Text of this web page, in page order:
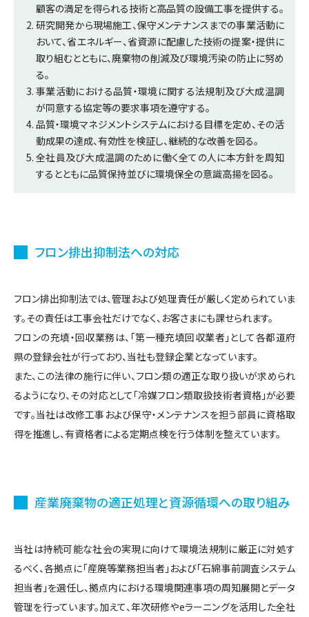
顧客の満足を得られる技術と高品質の設備工事を提供する。
研究開発から現場施工、保守メンテナンスまでの事業活動に
おいて、省エネルギー、省資源に配慮した技術の提案・提供に
取り組むとともに、廃棄物の削減及び環境汚染の防止に努め
る。
事業活動における品質・環境に関する法規制及び大成温調
が同意する協定等の要求事項を遵守する。
品質・環境マネジメントシステムにおける目標を定め、その活
動成果の達成、有効性を検証し、継続的な改善を図る。
全社員及び大成温調のために働く全ての人に本方針を周知
するとともに品質保持並びに環境保全の意識高揚を図る。
フロン排出抑制法への対応
フロン排出抑制法では、管理および処理責任が厳しく定められていま
す。その責任は工事会社だけでなく、お客さまにも課せられます。
フロンの充填・回収業務は、「第一種充填回収業者」として各都道府
県の登録会社が行っており、当社も登録企業となっています。
また、この法律の施行に伴い、フロン類の適正な取り扱いが求められ
るようになり、その対応として「冷媒フロン類取扱技術者資格」が必要
です。当社は改修工事および保守・メンテナンスを担う部員に資格取
得を推進し、有資格者による定期点検を行う体制を整えています。
産業廃棄物の適正処理と資源循環への取り組み
当社は持続可能な社会の実現に向けて環境法規制に厳正に対処す
るべく、各拠点に「産廃等業務担当者」および「石綿事前調査システム
担当者」を選任し、拠点内における環境関連事項の周知展開とデータ
管理を行っています。加えて、年次研修やeラーニングを活用した全社